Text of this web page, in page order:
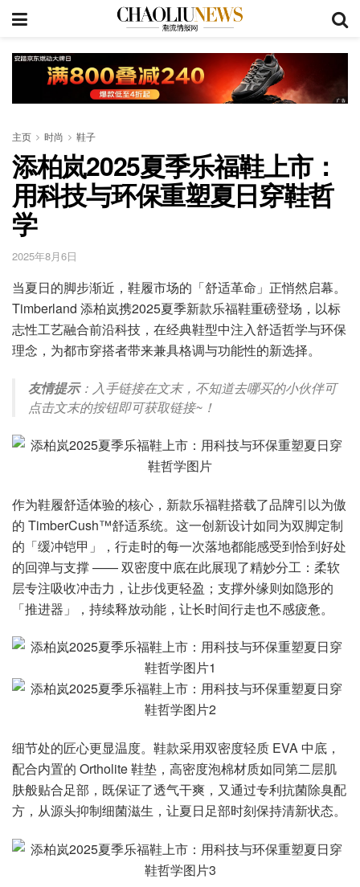
主页 时尚 鞋子
添柏岚2025夏季乐福鞋上市：
用科技与环保重塑夏日穿鞋哲
学
2025年8月6日
当夏日的脚步渐近，鞋履市场的「舒适革命」正悄然启幕。
Timberland 添柏岚携2025夏季新款乐福鞋重磅登场，以标
志性工艺融合前沿科技，在经典鞋型中注入舒适哲学与环保
理念，为都市穿搭者带来兼具格调与功能性的新选择。
友情提示：入手链接在文末，不知道去哪买的小伙伴可
点击文末的按钮即可获取链接~！
作为鞋履舒适体验的核心，新款乐福鞋搭载了品牌引以为傲
的 TimberCush™舒适系统。这一创新设计如同为双脚定制
的「缓冲铠甲」，行走时的每一次落地都能感受到恰到好处
的回弹与支撑 —— 双密度中底在此展现了精妙分工：柔软
层专注吸收冲击力，让步伐更轻盈；支撑外缘则如隐形的
「推进器」，持续释放动能，让长时间行走也不感疲惫。
细节处的匠心更显温度。鞋款采用双密度轻质 EVA 中底，
配合内置的 Ortholite 鞋垫，高密度泡棉材质如同第二层肌
肤般贴合足部，既保证了透气干爽，又通过专利抗菌除臭配
方，从源头抑制细菌滋生，让夏日足部时刻保持清新状态。